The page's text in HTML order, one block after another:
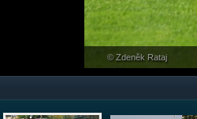
© Zdeněk Rataj